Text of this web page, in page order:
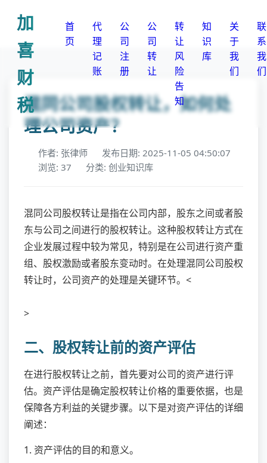
加
喜
财
税
首
页
代
理
记
账
公
司
注
册
公
司
转
让
转
让
风
险
告
知
知
识
库
关
于
我
们
联
系
我
们
混同公司股权转让，如何处
理公司资产？
作者: 张律师
发布日期: 2025-11-05 04:50:07
浏览: 37
分类: 创业知识库
混同公司股权转让是指在公司内部，股东之间或者股
东与公司之间进行的股权转让。这种股权转让方式在
企业发展过程中较为常见，特别是在公司进行资产重
组、股权激励或者股东变动时。在处理混同公司股权
转让时，公司资产的处理是关键环节。<
>
二、股权转让前的资产评估
在进行股权转让之前，首先要对公司的资产进行评
估。资产评估是确定股权转让价格的重要依据，也是
保障各方利益的关键步骤。以下是对资产评估的详细
阐述：
1. 资产评估的目的和意义。